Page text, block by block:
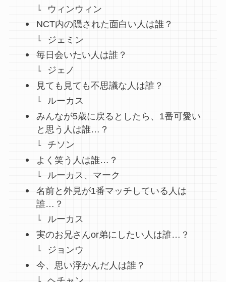
ウィンウィン
NCT内の隠された面白い人は誰？
ジェミン
毎日会いたい人は誰？
ジェノ
見ても見ても不思議な人は誰？
ルーカス
みんなが5歳に戻るとしたら、1番可愛い
と思う人は誰…？
チソン
よく笑う人は誰…？
ルーカス、マーク
名前と外見が1番マッチしている人は
誰…？
ルーカス
実のお兄さんor弟にしたい人は誰…？
ジョンウ
今、思い浮かんだ人は誰？